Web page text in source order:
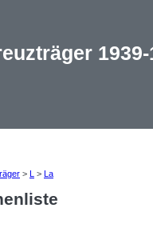
1939-
> L > La